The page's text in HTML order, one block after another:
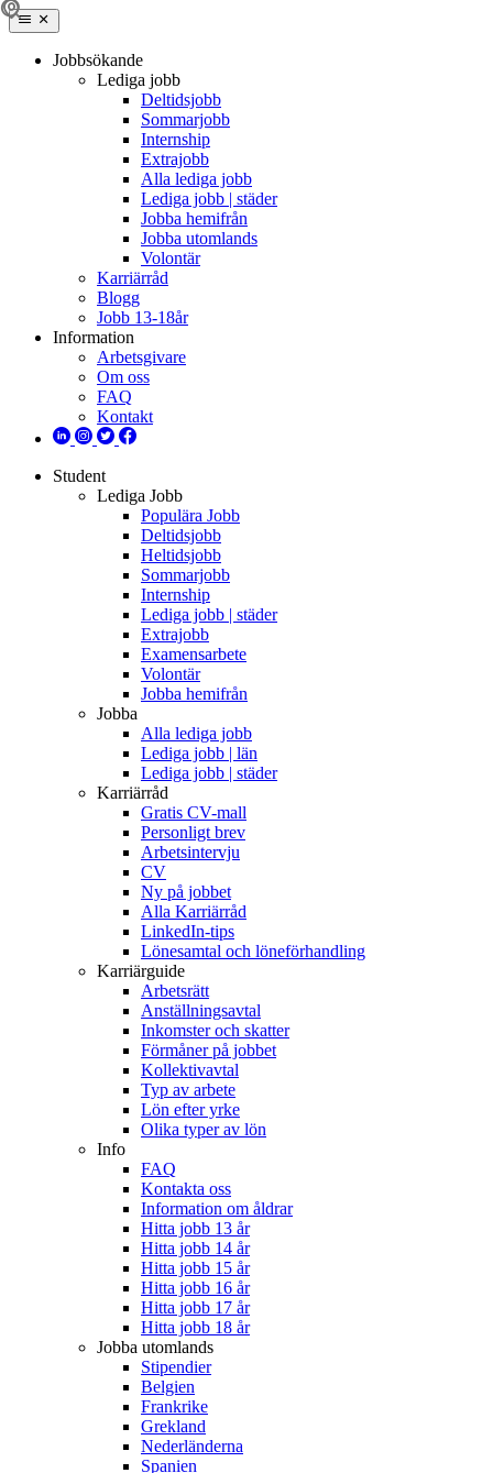
Jobbsökande
Lediga jobb
Deltidsjobb
Sommarjobb
Internship
Extrajobb
Alla lediga jobb
Lediga jobb | städer
Jobba hemifrån
Jobba utomlands
Volontär
Karriärråd
Blogg
Jobb 13-18år
Information
Arbetsgivare
Om oss
FAQ
Kontakt
Student
Lediga Jobb
Populära Jobb
Deltidsjobb
Heltidsjobb
Sommarjobb
Internship
Lediga jobb | städer
Extrajobb
Examensarbete
Volontär
Jobba hemifrån
Jobba
Alla lediga jobb
Lediga jobb | län
Lediga jobb | städer
Karriärråd
Gratis CV-mall
Personligt brev
Arbetsintervju
CV
Ny på jobbet
Alla Karriärråd
LinkedIn-tips
Lönesamtal och löneförhandling
Karriärguide
Arbetsrätt
Anställningsavtal
Inkomster och skatter
Förmåner på jobbet
Kollektivavtal
Typ av arbete
Lön efter yrke
Olika typer av lön
Info
FAQ
Kontakta oss
Information om åldrar
Hitta jobb 13 år
Hitta jobb 14 år
Hitta jobb 15 år
Hitta jobb 16 år
Hitta jobb 17 år
Hitta jobb 18 år
Jobba utomlands
Stipendier
Belgien
Frankrike
Grekland
Nederländerna
Spanien